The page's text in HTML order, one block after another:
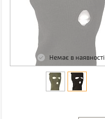
Немає в наявності